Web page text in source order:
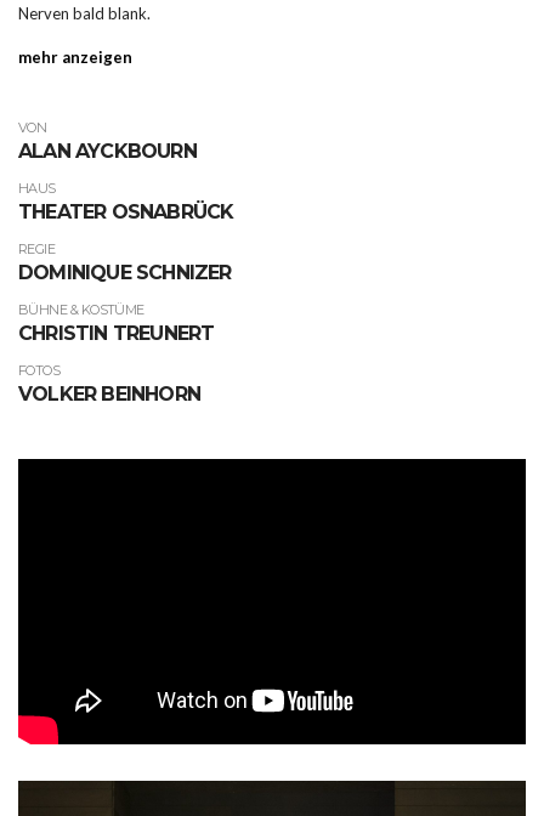
Nerven bald blank.
mehr anzeigen
VON
ALAN AYCKBOURN
HAUS
THEATER OSNABRÜCK
REGIE
DOMINIQUE SCHNIZER
BÜHNE & KOSTÜME
CHRISTIN TREUNERT
FOTOS
VOLKER BEINHORN